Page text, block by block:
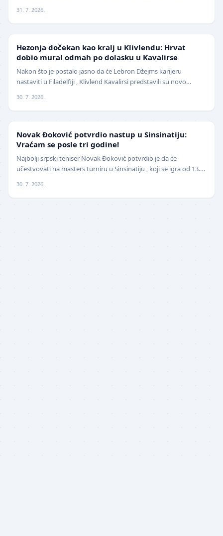
31. 7. 2026.
Hezonja dočekan kao kralj u Klivlendu: Hrvat
dobio mural odmah po dolasku u Kavalirse
Nakon što je postalo jasno da će Lebron Džejms karijeru
nastaviti u Filadelfiji , Klivlend Kavalirsi predstavili su novo
30. 7. 2026.
Novak Đoković potvrdio nastup u Sinsinatiju:
Vraćam se posle tri godine!
Najbolji srpski teniser Novak Đoković potvrdio je da će
učestvovati na masters turniru u Sinsinatiju , koji se igra od 13.
30. 7. 2026.